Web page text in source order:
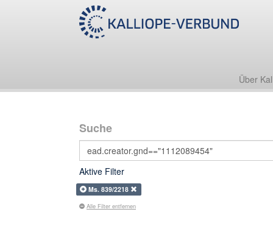
Über
Suche
Aktive Filter
Ms. 839/2218
Alle Filter entfernen